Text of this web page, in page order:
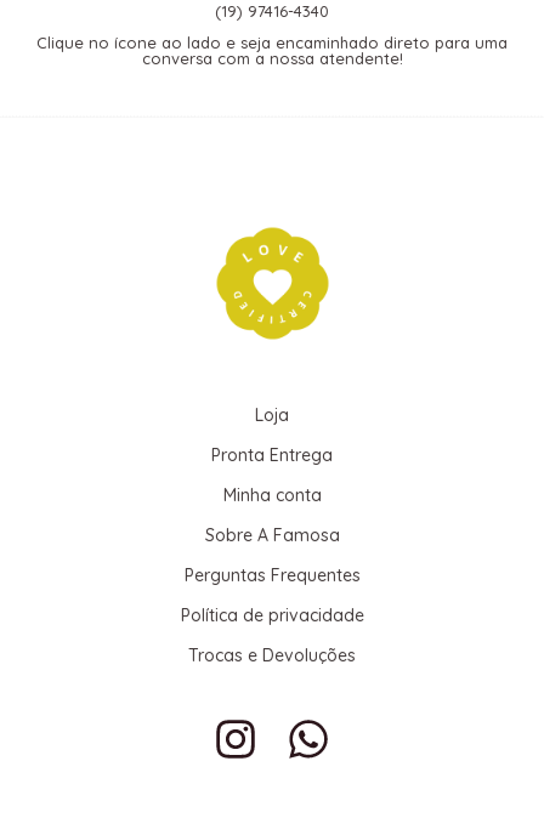
(19) 97416-4340
Clique no ícone ao lado e seja encaminhado direto para uma
conversa com a nossa atendente!
Loja
Pronta Entrega
Minha conta
Sobre A Famosa
Perguntas Frequentes
Política de privacidade
Trocas e Devoluções